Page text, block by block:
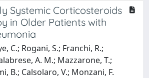
Systemic Corticosteroids
in Older Patients with
C.; Rogani, S.; Franchi, R.;
A. M.; Mazzarone, T.;
B.; Calsolaro, V.; Monzani, F.